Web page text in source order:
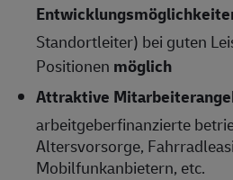
Standortleiter) bei guten
Positionen möglich
Attraktive
arbeitgeberfinanzierte
Altersvorsorge,
Mobilfunkanbietern, etc.